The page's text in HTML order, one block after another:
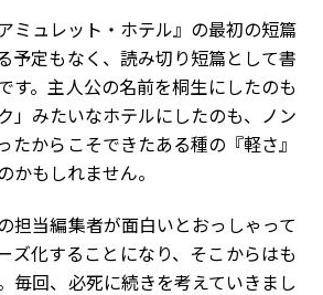
ミュレット・ホテル』の最初の短篇
予定もなく、読み切り短篇として書
す。主人公の名前を桐生にしたのも
」みたいなホテルにしたのも、ノン
たからこそできたある種の『軽さ』
かもしれません。
担当編集者が面白いとおっしゃって
ズ化することになり、そこからはも
毎回、必死に続きを考えていきまし